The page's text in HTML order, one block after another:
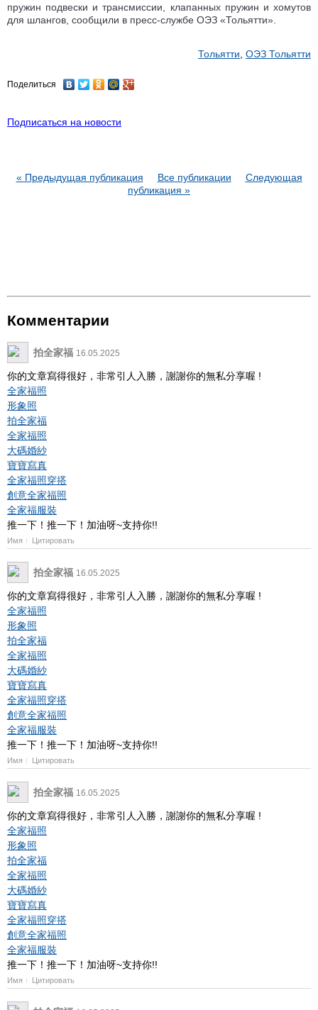
пружин подвески и трансмиссии, клапанных пружин и хомутов
для шлангов, сообщили в пресс-службе ОЭЗ «Тольятти».
Тольятти ОЭЗ Тольятти
Поделиться
Подписаться на новости
« Предыдущая публикация Все публикации
Следующая
публикация »
Комментарии
拍全家福 16.05.2025
你的文章寫得很好，非常引人入勝，謝謝你的無私分享喔 !
全家福照
形象照
拍全家福
全家福照
大碼婚紗
寶寶寫真
全家福照穿搭
創意全家福照
全家福服裝
推一下！推一下！加油呀~支持你!!
Имя Цитировать
拍全家福 16.05.2025
你的文章寫得很好，非常引人入勝，謝謝你的無私分享喔 !
全家福照
形象照
拍全家福
全家福照
大碼婚紗
寶寶寫真
全家福照穿搭
創意全家福照
全家福服裝
推一下！推一下！加油呀~支持你!!
Имя Цитировать
拍全家福 16.05.2025
你的文章寫得很好，非常引人入勝，謝謝你的無私分享喔 !
全家福照
形象照
拍全家福
全家福照
大碼婚紗
寶寶寫真
全家福照穿搭
創意全家福照
全家福服裝
推一下！推一下！加油呀~支持你!!
Имя Цитировать